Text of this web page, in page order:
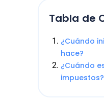
Tabla de
¿Cuándo
hace?
¿Cuándo
impuestos?